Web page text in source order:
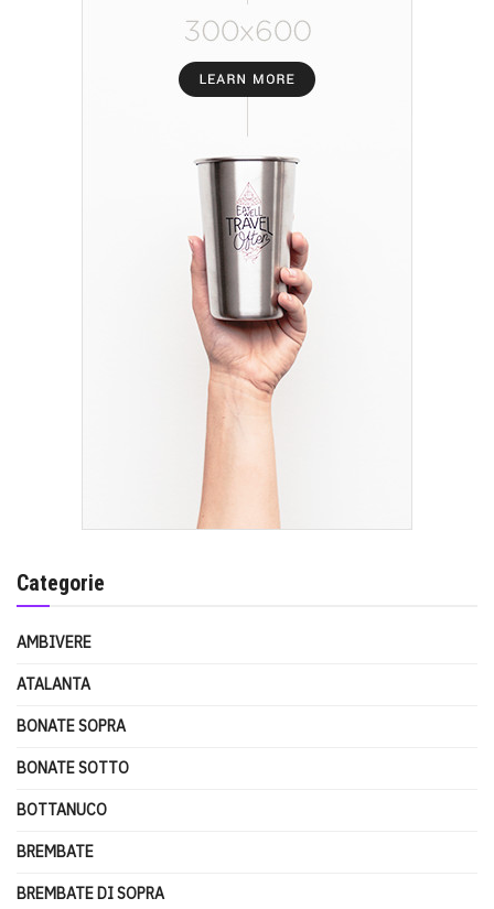
Categorie
AMBIVERE
ATALANTA
BONATE SOPRA
BONATE SOTTO
BOTTANUCO
BREMBATE
BREMBATE DI SOPRA